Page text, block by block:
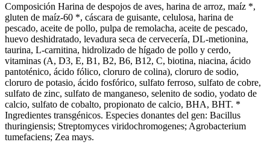
Composición Harina de despojos de aves, harina de arroz, maíz *,
gluten de maíz-60 *, cáscara de guisante, celulosa, harina de
pescado, aceite de pollo, pulpa de remolacha, aceite de pescado,
huevo deshidratado, levadura seca de cervecería, DL-metionina,
taurina, L-carnitina, hidrolizado de hígado de pollo y cerdo,
vitaminas (A, D3, E, B1, B2, B6, B12, C, biotina, niacina, ácido
pantoténico, ácido fólico, cloruro de colina), cloruro de sodio,
cloruro de potasio, ácido fosfórico, sulfato ferroso, sulfato de cobre,
sulfato de zinc, sulfato de manganeso, selenito de sodio, yodato de
calcio, sulfato de cobalto, propionato de calcio, BHA, BHT. *
Ingredientes transgénicos. Especies donantes del gen: Bacillus
thuringiensis; Streptomyces viridochromogenes; Agrobacterium
tumefaciens; Zea mays.